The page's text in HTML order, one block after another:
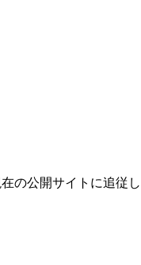
の公開サイトに追従し